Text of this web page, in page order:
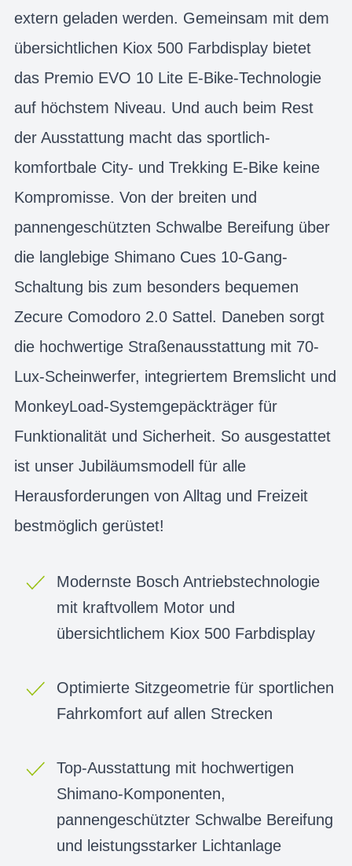
extern geladen werden. Gemeinsam mit dem
übersichtlichen Kiox 500 Farbdisplay bietet
das Premio EVO 10 Lite E-Bike-Technologie
auf höchstem Niveau. Und auch beim Rest
der Ausstattung macht das sportlich-
komfortbale City- und Trekking E-Bike keine
Kompromisse. Von der breiten und
pannengeschützten Schwalbe Bereifung über
die langlebige Shimano Cues 10-Gang-
Schaltung bis zum besonders bequemen
Zecure Comodoro 2.0 Sattel. Daneben sorgt
die hochwertige Straßenausstattung mit 70-
Lux-Scheinwerfer, integriertem Bremslicht und
MonkeyLoad-Systemgepäckträger für
Funktionalität und Sicherheit. So ausgestattet
ist unser Jubiläumsmodell für alle
Herausforderungen von Alltag und Freizeit
bestmöglich gerüstet!
Modernste Bosch Antriebstechnologie
mit kraftvollem Motor und
übersichtlichem Kiox 500 Farbdisplay
Optimierte Sitzgeometrie für sportlichen
Fahrkomfort auf allen Strecken
Top-Ausstattung mit hochwertigen
Shimano-Komponenten,
pannengeschützter Schwalbe Bereifung
und leistungsstarker Lichtanlage